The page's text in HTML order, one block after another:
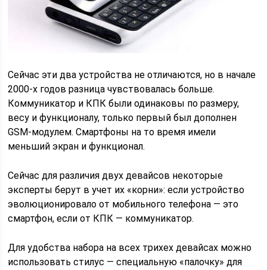
Сейчас эти два устройства не отличаются, но в начале
2000-х годов разница чувствовалась больше.
Коммуникатор и КПК были одинаковы по размеру,
весу и функционалу, только первый был дополнен
GSM-модулем. Смартфоны на то время имели
меньший экран и функционал.
Сейчас для различия двух девайсов некоторые
эксперты берут в учет их «корни»: если устройство
эволюционировало от мобильного телефона — это
смартфон, если от КПК — коммуникатор.
Для удобства набора на всех трихех девайсах можно
использовать стилус — специальную «палочку» для